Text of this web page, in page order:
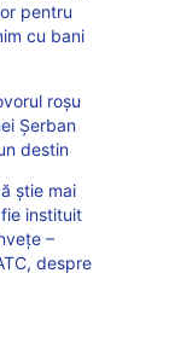
pentru
cu bani
roșu
Șerban
destin
știe mai
instituit
–
despre